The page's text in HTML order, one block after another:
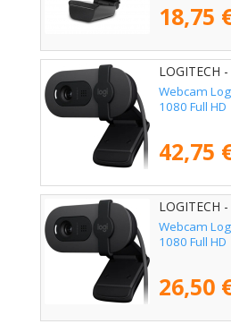
18,75
LOGITECH
Webcam
1080 Full HD
42,75
LOGITECH
Webcam
1080 Full HD
26,50